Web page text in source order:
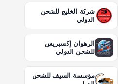
شركة الخليج للشحن
الدولي
الرهوان إكسبريس
للشحن الدولي
مؤسسة السيف للشحن